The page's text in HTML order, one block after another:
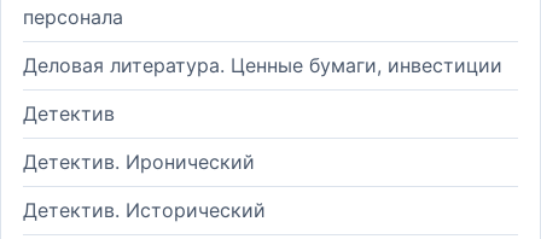
персонала
Деловая литература. Ценные бумаги, инвестиции
Детектив
Детектив. Иронический
Детектив. Исторический